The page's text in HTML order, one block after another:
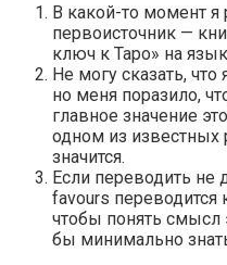
В какой-то момент
первоисточник —
ключ к Таро» на
Не могу сказать,
но меня поразило,
главное значение
одном из известных
значится.
Если переводить не
favours переводится
чтобы понять смысл
бы минимально